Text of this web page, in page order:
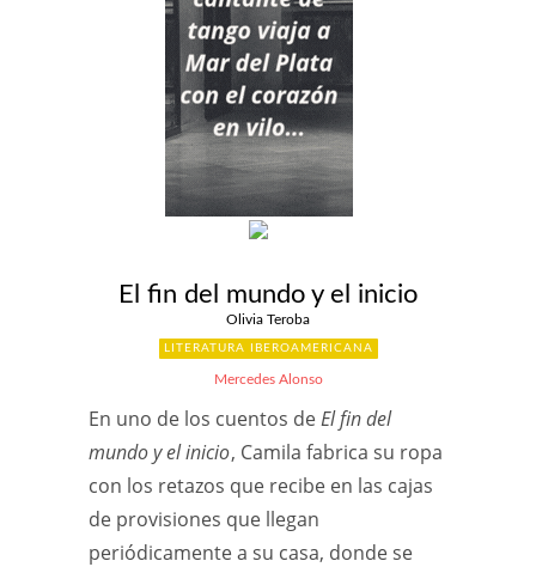
El fin del mundo y el inicio
Olivia Teroba
LITERATURA IBEROAMERICANA
Mercedes Alonso
En uno de los cuentos deEl fin del
mundo y el inicio, Camila fabrica su ropa
con los retazos que recibe en las cajas
de provisiones que llegan
periódicamente a su casa, donde se